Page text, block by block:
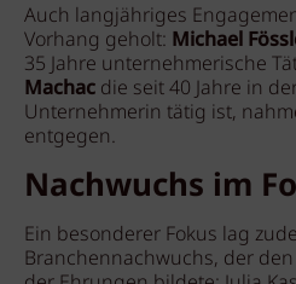
Auch langjähriges
Vorhang geholt: Michael
35 Jahre unternehmerische
Machac die seit 40 Jahre in
Unternehmerin tätig ist,
entgegen.
Nachwuchs im
Ein besonderer Fokus lag
Branchennachwuchs, der